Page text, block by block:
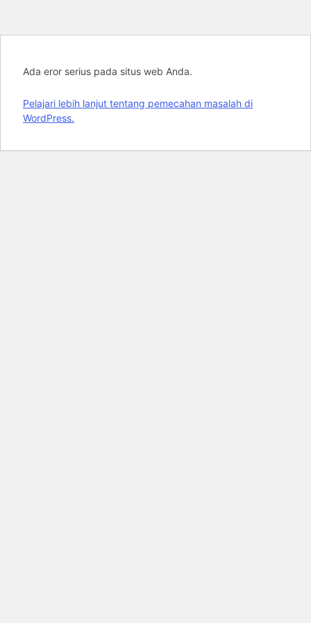
Ada eror serius pada situs web Anda.
Pelajari lebih lanjut tentang pemecahan masalah di
WordPress.